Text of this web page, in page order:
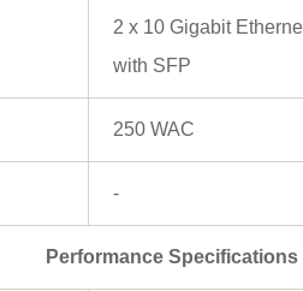
2 x 10 Gigabit
with SFP
250 WAC
-
Performance Specifications